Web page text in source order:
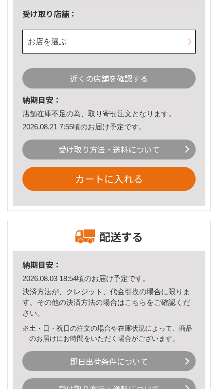
受け取り店舗：
お店を選ぶ
近くの店舗を確認する
納期目安：
店舗在庫不足の為、取り寄せ注文となります。
2026.08.21 7:55頃のお届け予定です。
受け取り方法・送料について
カートに入れる
配送する
納期目安：
2026.08.03 18:54頃のお届け予定です。
決済方法が、クレジット、代金引換の場合に限りま
す。その他の決済方法の場合はこちら をご確認くだ
さい。
※土・日・祝日の注文の場合や在庫状況によって、商品
のお届けにお時間をいただく場合がございます。
即日出荷条件について